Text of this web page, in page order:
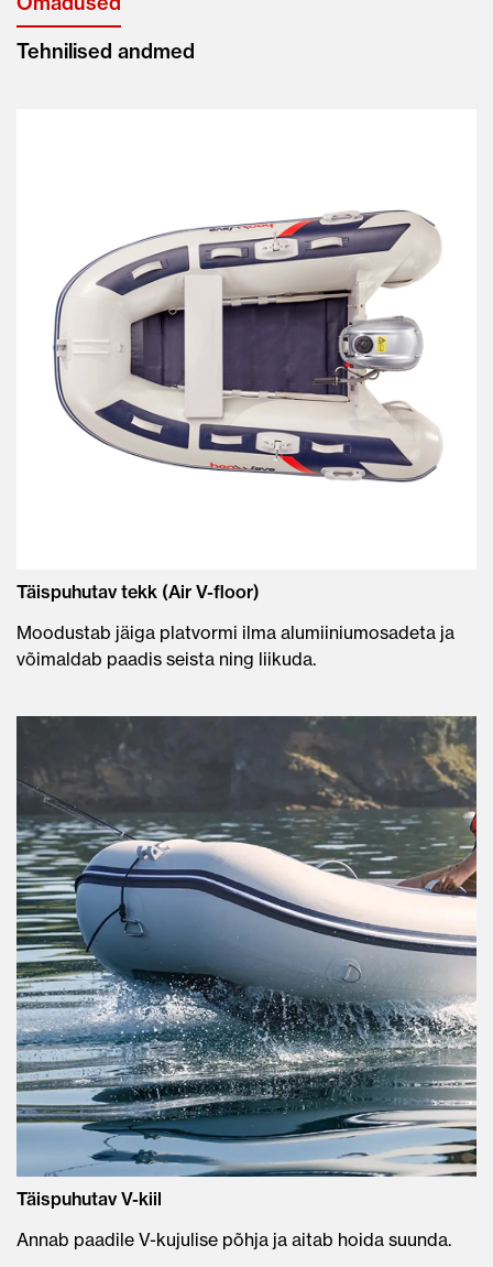
Tehnilised andmed
Täispuhutav tekk (Air V-floor)
Moodustab jäiga platvormi ilma alumiiniumosadeta ja
võimaldab paadis seista ning liikuda.
Täispuhutav V-kiil
Annab paadile V-kujulise põhja ja aitab hoida suunda.